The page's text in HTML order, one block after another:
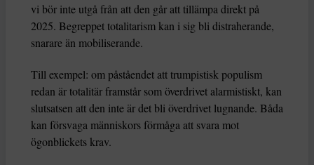
vi bör inte utgå från att den går att tillämpa direkt på
2025. Begreppet totalitarism kan i sig bli distraherande,
snarare än mobiliserande.
Till exempel: om påståendet att trumpistisk populism
redan är totalitär framstår som överdrivet alarmistiskt, kan
slutsatsen att den inte är det bli överdrivet lugnande. Båda
kan försvaga människors förmåga att svara mot
ögonblickets krav.